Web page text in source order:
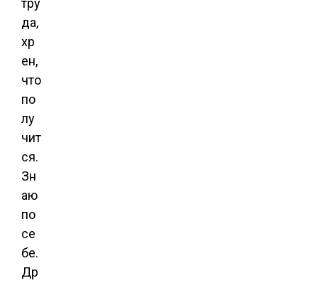
тру
да,
хр
ен,
что
по
лу
чит
ся.
Зн
аю
по
се
бе.
Др